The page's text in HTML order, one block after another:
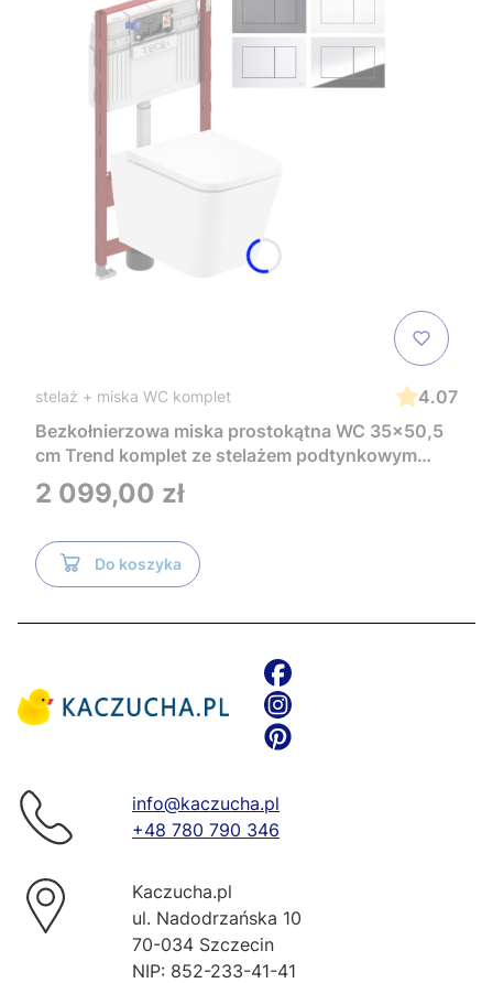
stelaż + miska WC komplet
4.07
Bezkołnierzowa miska prostokątna WC 35x50,5
cm Trend komplet ze stelażem podtynkowym
Tece i czarnym przyciskiem TeceNow
TR2216+Tece
Cena
2 099,00 zł
Do koszyka
info@kaczucha.pl
+48 780 790 346
Kaczucha.pl
ul. Nadodrzańska 10
70-034 Szczecin
NIP: 852-233-41-41